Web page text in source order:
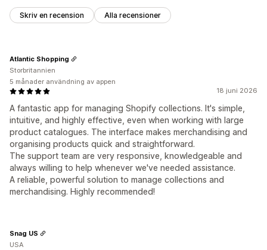
Skriv en recension Alla recensioner
18 juni 2026
A fantastic app for managing Shopify collections. It's simple,
intuitive, and highly effective, even when working with large
product catalogues. The interface makes merchandising and
organising products quick and straightforward.
The support team are very responsive, knowledgeable and
always willing to help whenever we've needed assistance.
A reliable, powerful solution to manage collections and
merchandising. Highly recommended!
Atlantic Shopping
Storbritannien
5 månader användning av appen
Snag US
USA